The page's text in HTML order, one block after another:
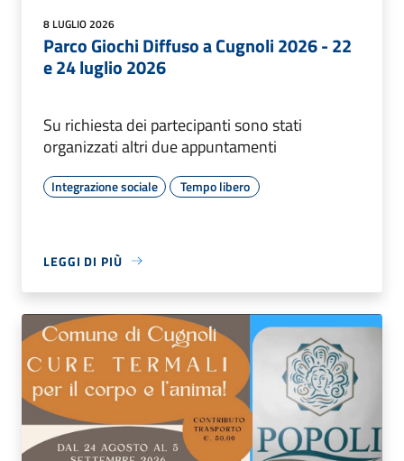
8 LUGLIO 2026
Parco Giochi Diffuso a Cugnoli 2026 - 22
e 24 luglio 2026
Su richiesta dei partecipanti sono stati
organizzati altri due appuntamenti
Integrazione sociale Tempo libero
LEGGI DI PIÙ